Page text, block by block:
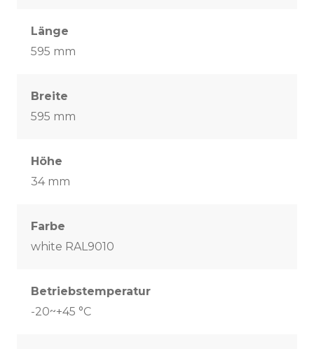
Länge
595 mm
Breite
595 mm
Höhe
34 mm
Farbe
white RAL9010
Betriebstemperatur
-20~+45 °C